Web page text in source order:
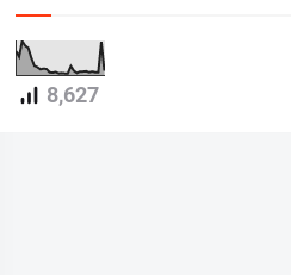
8,627